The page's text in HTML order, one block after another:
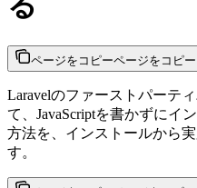
ページをコピーページをコピー
Laravelのファーストパーテ
て、JavaScriptを書かずにイ
方法を、インストールから
す。